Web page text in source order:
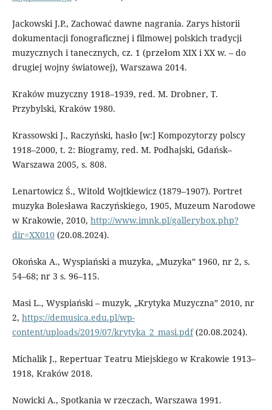
Jackowski J.P., Zachować dawne nagrania. Zarys historii
dokumentacji fonograficznej i filmowej polskich tradycji
muzycznych i tanecznych, cz. 1 (przełom XIX i XX w. – do
drugiej wojny światowej), Warszawa 2014.
Kraków muzyczny 1918–1939, red. M. Drobner, T.
Przybylski, Kraków 1980.
Krassowski J., Raczyński, hasło [w:] Kompozytorzy polscy
1918–2000, t. 2: Biogramy, red. M. Podhajski, Gdańsk–
Warszawa 2005, s. 808.
Lenartowicz Ś., Witold Wojtkiewicz (1879–1907). Portret
muzyka Bolesława Raczyńskiego, 1905, Muzeum Narodowe
w Krakowie, 2010, http://www.imnk.pl/gallerybox.php?
dir=XX010(20.08.2024).
Okońska A., Wyspiański a muzyka, „Muzyka” 1960, nr 2, s.
54–68; nr 3 s. 96–115.
Masi L., Wyspiański – muzyk, „Krytyka Muzyczna” 2010, nr
2, https://demusica.edu.pl/wp-
content/uploads/2019/07/krytyka_2_masi.pdf(20.08.2024).
Michalik J., Repertuar Teatru Miejskiego w Krakowie 1913–
1918, Kraków 2018.
Nowicki A., Spotkania w rzeczach, Warszawa 1991.